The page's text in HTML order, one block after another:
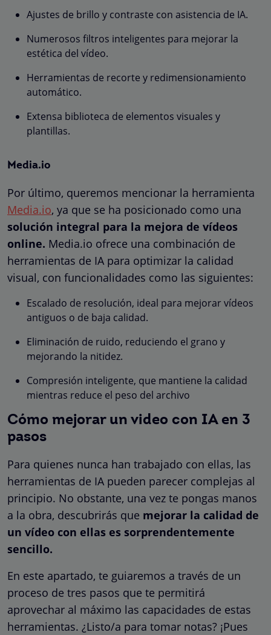
Ajustes de brillo y contraste con asistencia de IA.
Numerosos filtros inteligentes para mejorar la
estética del vídeo.
Herramientas de recorte y redimensionamiento
automático.
Extensa biblioteca de elementos visuales y
plantillas.
Media.io
Por último, queremos mencionar la herramienta
Media.io, ya que se ha posicionado como una
solución integral para la mejora de vídeos
online. Media.io ofrece una combinación de
herramientas de IA para optimizar la calidad
visual, con funcionalidades como las siguientes:
Escalado de resolución, ideal para mejorar vídeos
antiguos o de baja calidad.
Eliminación de ruido, reduciendo el grano y
mejorando la nitidez.
Compresión inteligente, que mantiene la calidad
mientras reduce el peso del archivo
Cómo mejorar un video con IA en 3
pasos
Para quienes nunca han trabajado con ellas, las
herramientas de IA pueden parecer complejas al
principio. No obstante, una vez te pongas manos
a la obra, descubrirás que mejorar la calidad de
un vídeo con ellas es sorprendentemente
sencillo.
En este apartado, te guiaremos a través de un
proceso de tres pasos que te permitirá
aprovechar al máximo las capacidades de estas
herramientas. ¿Listo/a para tomar notas? ¡Pues